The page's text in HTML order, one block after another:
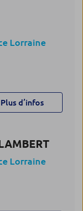
Lorraine
Plus d’infos
Lorraine